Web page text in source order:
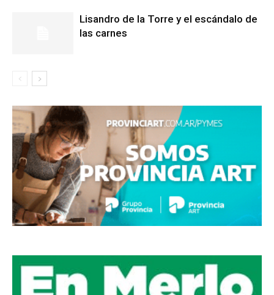
Lisandro de la Torre y el escándalo de
las carnes